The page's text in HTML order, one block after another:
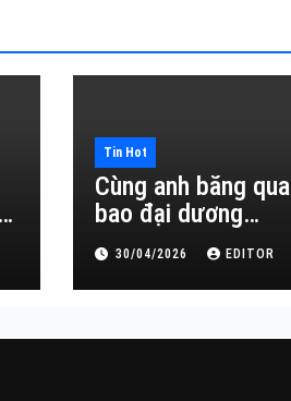
Tin Hot
Cùng anh băng qua
bao đại dương…
30/04/2026 EDITOR